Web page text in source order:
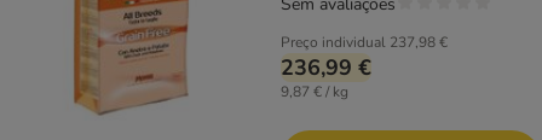
Preço individual 237,98 €
236,99 €
9,87 € / kg